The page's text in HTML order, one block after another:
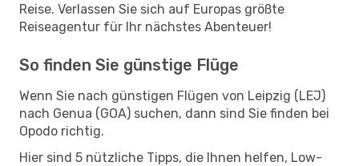
Reise. Verlassen Sie sich auf Europas größte
Reiseagentur für Ihr nächstes Abenteuer!
So finden Sie günstige Flüge
Wenn Sie nach günstigen Flügen von Leipzig (LEJ)
nach Genua (GOA) suchen, dann sind Sie finden bei
Opodo richtig.
Hier sind 5 nützliche Tipps, die Ihnen helfen, Low-